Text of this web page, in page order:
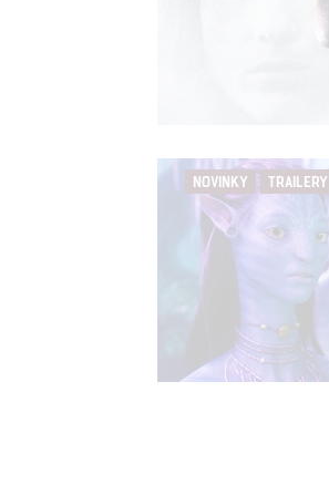
NOVINKY TRAILERY